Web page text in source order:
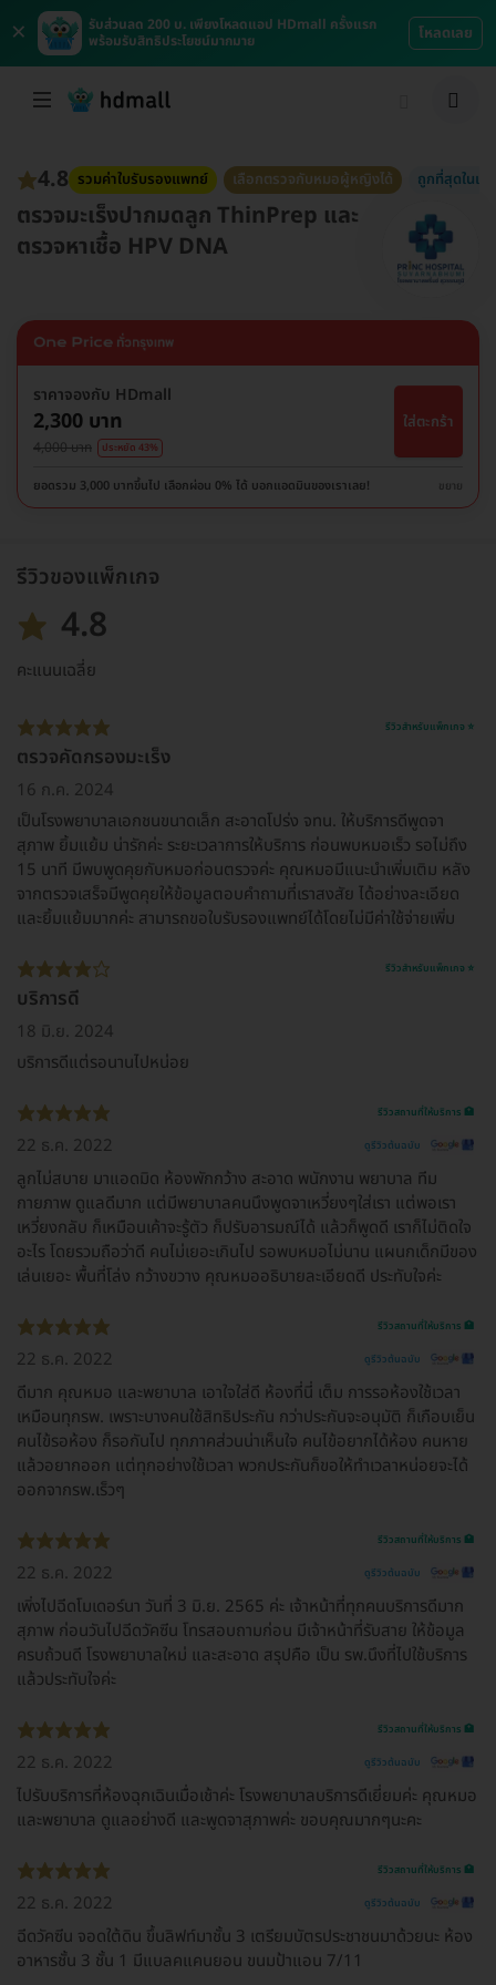
×
รับส่วนลด 200 บ. เพียงโหลดแอป HDmall ครั้งแรก
พร้อมรับสิทธิประโยชน์มากมาย
โหลดเลย
4.8 รวมค่าใบรับรองแพทย์ เลือกตรวจกับหมอผู้หญิงได้ ถูกที่สุดในเว็
ตรวจมะเร็งปากมดลูก ThinPrep และ
ตรวจหาเชื้อ HPV DNA
ราคาจองกับ HDmall
2,300 บาท
4,000 บาท ประหยัด 43%
ใส่ตะกร้า
ยอดรวม 3,000 บาทขึ้นไป เลือกผ่อน 0% ได้ บอกแอดมินของเราเลย! ขยาย
รีวิวของแพ็กเกจ
4.8
คะแนนเฉลี่ย
รีวิวสำหรับแพ็กเกจ ⭐
ตรวจคัดกรองมะเร็ง
16 ก.ค. 2024
เป็นโรงพยาบาลเอกชนขนาดเล็ก สะอาดโปร่ง จทน. ให้บริการดีพูดจา
สุภาพ ยิ้มแย้ม น่ารักค่ะ ระยะเวลาการให้บริการ ก่อนพบหมอเร็ว รอไม่ถึง
15 นาที มีพบพูดคุยกับหมอก่อนตรวจค่ะ คุณหมอมีแนะนำเพิ่มเติม หลัง
จากตรวจเสร็จมีพูดคุยให้ข้อมูลตอบคำถามที่เราสงสัย ได้อย่างละเอียด
และยิ้มแย้มมากค่ะ สามารถขอใบรับรองแพทย์ได้โดยไม่มีค่าใช้จ่ายเพิ่ม
รีวิวสำหรับแพ็กเกจ ⭐
บริการดี
18 มิ.ย. 2024
บริการดีแต่รอนานไปหน่อย
รีวิวสถานที่ให้บริการ 🏥
22 ธ.ค. 2022 ดูรีวิวต้นฉบับ
ลูกไม่สบาย มาแอดมิด ห้องพักกว้าง สะอาด พนักงาน พยาบาล ทีม
กายภาพ ดูแลดีมาก แต่มีพยาบาลคนนึงพูดจาเหวี่ยงๆใส่เรา แต่พอเรา
เหวี่ยงกลับ ก็เหมือนเค้าจะรู้ตัว ก็ปรับอารมณ์ได้ แล้วก็พูดดี เราก็ไม่ติดใจ
อะไร โดยรวมถือว่าดี คนไม่เยอะเกินไป รอพบหมอไม่นาน แผนกเด็กมีของ
เล่นเยอะ พื้นที่โล่ง กว้างขวาง คุณหมออธิบายละเอียดดี ประทับใจค่ะ
รีวิวสถานที่ให้บริการ 🏥
22 ธ.ค. 2022 ดูรีวิวต้นฉบับ
ดีมาก คุณหมอ และพยาบาล เอาใจใส่ดี ห้องที่นี่ เต็ม การรอห้องใช้เวลา
เหมือนทุกรพ. เพราะบางคนใช้สิทธิประกัน กว่าประกันจะอนุมัติ ก็เกือบเย็น
คนไข้รอห้อง ก็รอกันไป ทุกภาคส่วนน่าเห็นใจ คนไข้อยากได้ห้อง คนหาย
แล้วอยากออก แต่ทุกอย่างใช้เวลา พวกประกันก็ขอให้ทำเวลาหน่อยจะได้
ออกจากรพ.เร็วๆ
รีวิวสถานที่ให้บริการ 🏥
22 ธ.ค. 2022 ดูรีวิวต้นฉบับ
เพิ่งไปฉีดโมเดอร์นา วันที่ 3 มิ.ย. 2565 ค่ะ เจ้าหน้าที่ทุกคนบริการดีมาก
สุภาพ ก่อนวันไปฉีดวัคซีน โทรสอบถามก่อน มีเจ้าหน้าที่รับสาย ให้ข้อมูล
ครบถ้วนดี โรงพยาบาลใหม่ และสะอาด สรุปคือ เป็น รพ.นึงที่ไปใช้บริการ
แล้วประทับใจค่ะ
รีวิวสถานที่ให้บริการ 🏥
22 ธ.ค. 2022 ดูรีวิวต้นฉบับ
ไปรับบริการที่ห้องฉุกเฉินเมื่อเช้าค่ะ โรงพยาบาลบริการดีเยี่ยมค่ะ คุณหมอ
และพยาบาล ดูแลอย่างดี และพูดจาสุภาพค่ะ ขอบคุณมากๆนะคะ
รีวิวสถานที่ให้บริการ 🏥
22 ธ.ค. 2022 ดูรีวิวต้นฉบับ
ฉีดวัคซีน จอดใต้ดิน ขึ้นลิฟท์มาชั้น 3 เตรียมบัตรประชาชนมาด้วยนะ ห้อง
อาหารชั้น 3 ชั้น 1 มีแบลคแคนยอน ขนมป้าแอน 7/11